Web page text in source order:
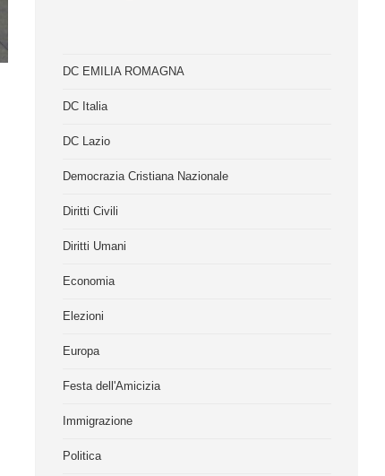
DC EMILIA ROMAGNA
DC Italia
DC Lazio
Democrazia Cristiana Nazionale
Diritti Civili
Diritti Umani
Economia
Elezioni
Europa
Festa dell'Amicizia
Immigrazione
Politica